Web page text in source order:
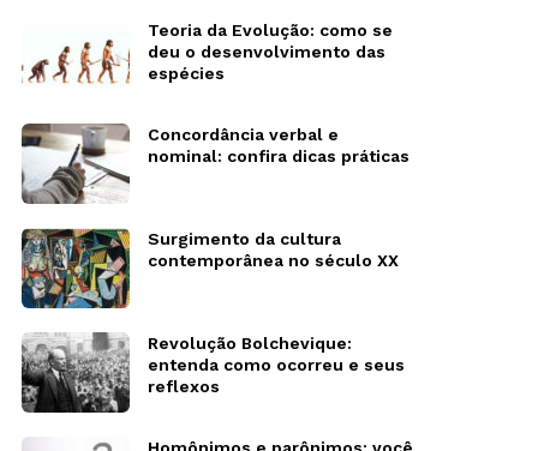
Teoria da Evolução: como se
deu o desenvolvimento das
espécies
Concordância verbal e
nominal: confira dicas práticas
Surgimento da cultura
contemporânea no século XX
Revolução Bolchevique:
entenda como ocorreu e seus
reflexos